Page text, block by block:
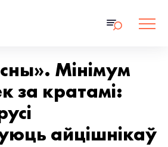
Мінімум
за кратамі:
айцішнікаў